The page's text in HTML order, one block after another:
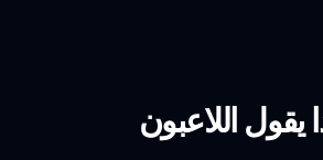
يقول اللاعبون